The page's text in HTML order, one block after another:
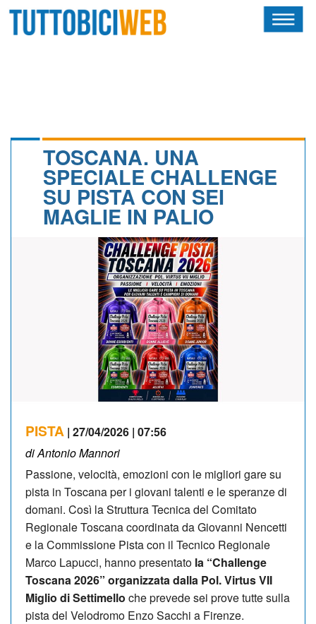
CALENDARIO
TOSCANA. UNA
SPECIALE CHALLENGE
SU PISTA CON SEI
MAGLIE IN PALIO
PISTA | 27/04/2026 | 07:56
di Antonio Mannori
Passione, velocità, emozioni con le migliori gare su
pista in Toscana per i giovani talenti e le speranze di
domani. Così la Struttura Tecnica del Comitato
Regionale Toscana coordinata da Giovanni Nencetti
e la Commissione Pista con il Tecnico Regionale
Marco Lapucci, hanno presentato la “Challenge
Toscana 2026” organizzata dalla Pol. Virtus VII
Miglio di Settimello che prevede sei prove tutte sulla
pista del Velodromo Enzo Sacchi a Firenze.